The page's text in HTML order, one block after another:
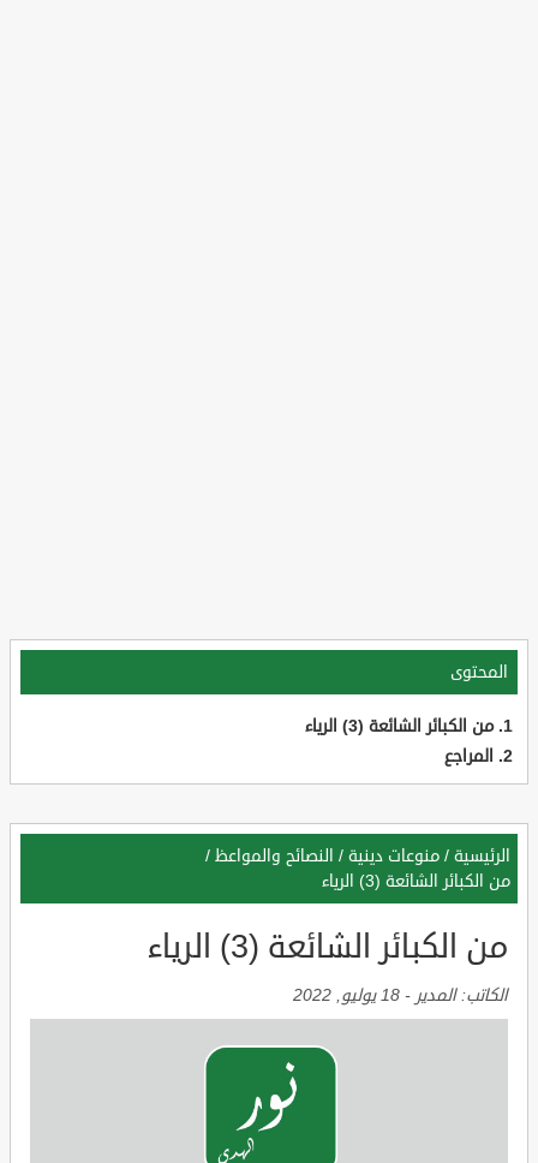
المحتوى
من الكبائر الشائعة (3) الرياء
المراجع
الرئيسية / منوعات دينية / النصائح والمواعظ /
من الكبائر الشائعة (3) الرياء
من الكبائر الشائعة (3) الرياء
الكاتب:المدير - 18 يوليو, 2022